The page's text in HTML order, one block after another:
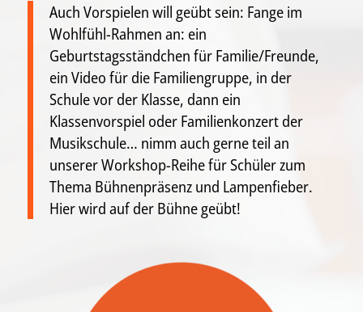
Auch Vorspielen will geübt sein: Fange im
Wohlfühl-Rahmen an: ein
Geburtstagsständchen für Familie/Freunde,
ein Video für die Familiengruppe, in der
Schule vor der Klasse, dann ein
Klassenvorspiel oder Familienkonzert der
Musikschule… nimm auch gerne teil an
unserer Workshop-Reihe für Schüler zum
Thema Bühnenpräsenz und Lampenfieber.
Hier wird auf der Bühne geübt!